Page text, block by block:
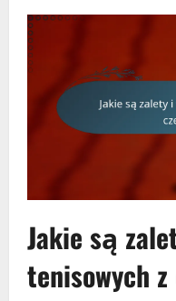
Jakie są
tenisowych